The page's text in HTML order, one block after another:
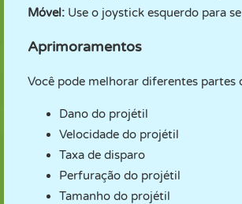
Móvel: Use o joystick esquerdo para
Aprimoramentos
Você pode melhorar diferentes partes
Dano do projétil
Velocidade do projétil
Taxa de disparo
Perfuração do projétil
Tamanho do projétil